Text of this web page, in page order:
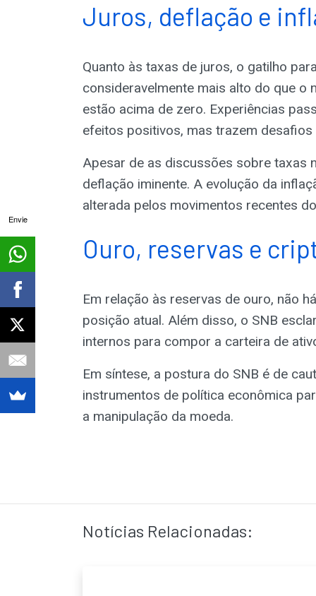
Juros, deflação e
Quanto às taxas de juros, o gatilho
consideravelmente mais alto do que o
estão acima de zero. Experiências
efeitos positivos, mas trazem
Apesar de as discussões sobre taxas
deflação iminente. A evolução da
alterada pelos movimentos recentes
Ouro, reservas e
Em relação às reservas de ouro, não
posição atual. Além disso, o SNB
internos para compor a carteira de
Em síntese, a postura do SNB é de
instrumentos de política econômica
a manipulação da moeda.
Notícias Relacionadas:
Envie